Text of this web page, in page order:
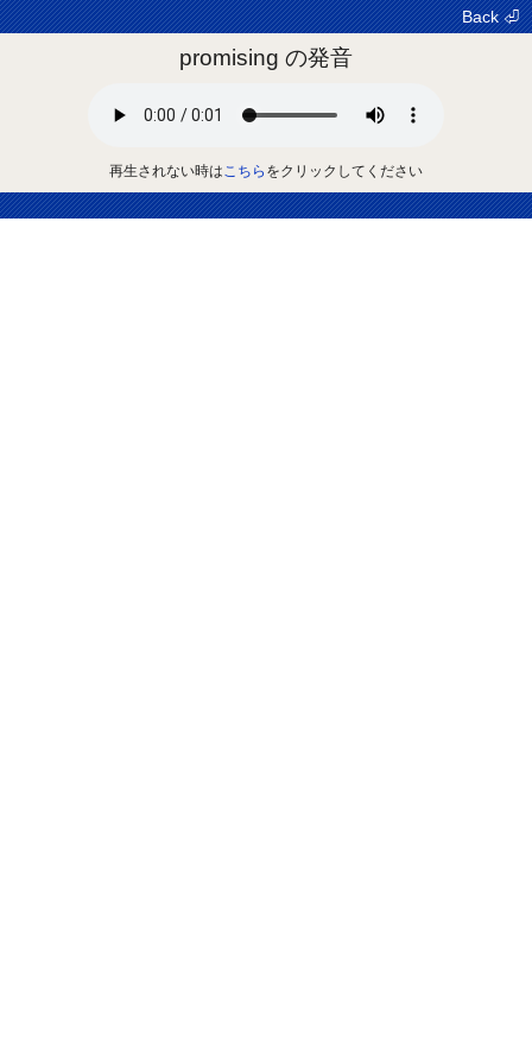
Back ⏎
promising の発音
再生されない時はこちら をクリックしてください